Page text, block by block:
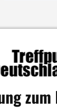
© LW Medien